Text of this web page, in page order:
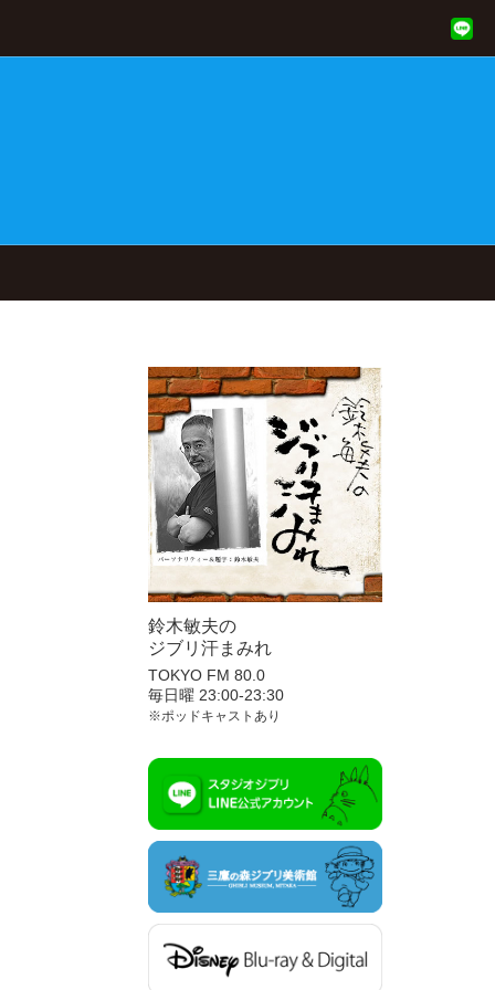
鈴木敏夫の
ジブリ汗まみれ
TOKYO FM 80.0
毎日曜 23:00-23:30
※ポッドキャストあり